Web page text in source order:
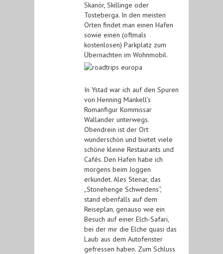
Skanör, Skillinge oder
Tosteberga. In den meisten
Orten findet man einen Hafen
sowie einen (oftmals
kostenlosen) Parkplatz zum
Übernachten im Wohnmobil.
In Ystad war ich auf den Spuren
von Henning Mankell’s
Romanfigur Kommissar
Wallander unterwegs.
Obendrein ist der Ort
wunderschön und bietet viele
schöne kleine Restaurants und
Cafés. Den Hafen habe ich
morgens beim Joggen
erkundet. Ales Stenar, das
„Stonehenge Schwedens“,
stand ebenfalls auf dem
Reiseplan, genauso wie ein
Besuch auf einer Elch-Safari,
bei der mir die Elche quasi das
Laub aus dem Autofenster
gefressen haben. Zum Schluss